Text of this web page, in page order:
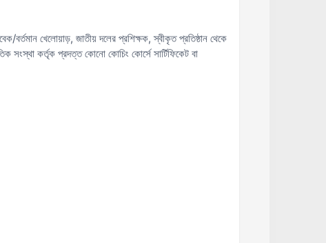
বর্তমান খেলোয়াড়, জাতীয় দলের প্রশিক্ষক, স্বীকৃত প্রতিষ্ঠান থেকে
সংস্থা কর্তৃক প্রদত্ত কোনো কোচিং কোর্সে সার্টিফিকেট বা